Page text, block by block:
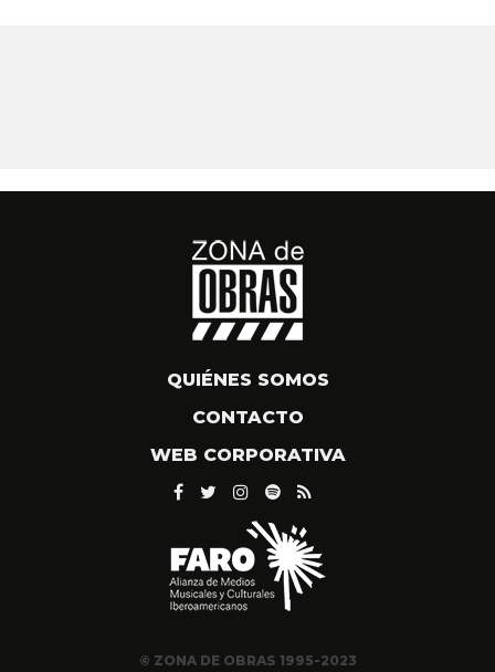
QUIÉNES SOMOS
CONTACTO
WEB CORPORATIVA
© ZONA DE OBRAS 1995-2023